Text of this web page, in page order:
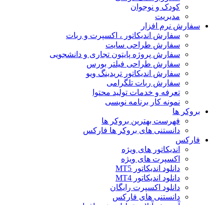
کودک و نوجوان
مدیریت
سفارش نرم افزار
سفارش اندیکاتور ، اکسپرت و ربات
سفارش طراحی سایت
سفارش پروژه پایتون تجاری و دانشجویی
سفارش طراحی فیلتر بورس
سفارش اندیکاتور تریدینگ ویو
سفارش ربات تلگرامی
تعرفه و خدمات تولید محتوا
نمونه کار برنامه نویسی
بروکر ها
فهرست بهترین بروکر ها
دانستنی های بروکر ها فارکس
فارکس
اندیکاتور های ویژه
اکسپرت های ویژه
دانلود اندیکاتور MT5
دانلود اندیکاتور MT4
دانلود اکسپرت رایگان
دانستنی های فارکس